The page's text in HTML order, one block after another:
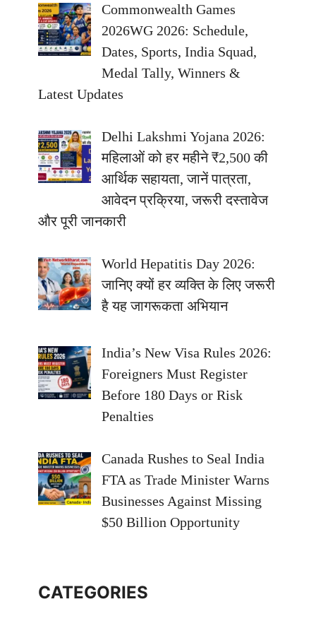
Commonwealth Games
2026WG 2026: Schedule,
Dates, Sports, India Squad,
Medal Tally, Winners &
Latest Updates
Delhi Lakshmi Yojana 2026:
महिलाओं को हर महीने ₹2,500 की
आर्थिक सहायता, जानें पात्रता,
आवेदन प्रक्रिया, जरूरी दस्तावेज
और पूरी जानकारी
World Hepatitis Day 2026:
जानिए क्यों हर व्यक्ति के लिए जरूरी
है यह जागरूकता अभियान
India’s New Visa Rules 2026:
Foreigners Must Register
Before 180 Days or Risk
Penalties
Canada Rushes to Seal India
FTA as Trade Minister Warns
Businesses Against Missing
$50 Billion Opportunity
CATEGORIES